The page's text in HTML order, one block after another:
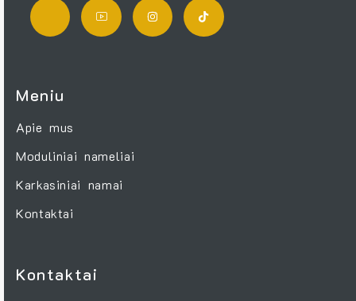
Meniu
Apie mus
Moduliniai nameliai
Karkasiniai namai
Kontaktai
Kontaktai